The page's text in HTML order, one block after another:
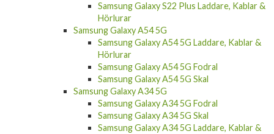
Samsung Galaxy S22 Plus Laddare, Kablar &
Hörlurar
Samsung Galaxy A54 5G
Samsung Galaxy A54 5G Laddare, Kablar &
Hörlurar
Samsung Galaxy A54 5G Fodral
Samsung Galaxy A54 5G Skal
Samsung Galaxy A34 5G
Samsung Galaxy A34 5G Fodral
Samsung Galaxy A34 5G Skal
Samsung Galaxy A34 5G Laddare, Kablar &